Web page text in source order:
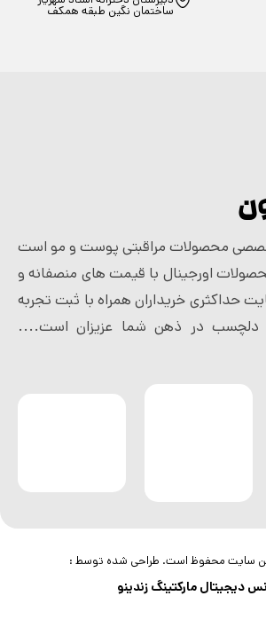
ساختمان نگین طبقه همکف
محصولات مراقبتی پوست و مو است
اورجینال با قیمت های منصفانه و
حداکثری خریداران همراه با ثبت تجربه
دلچسب در ذهن شما عزیزان است....
سایت محفوظ است. طراحی شده توسط :
دیجیتال مارکتینگ زندینو